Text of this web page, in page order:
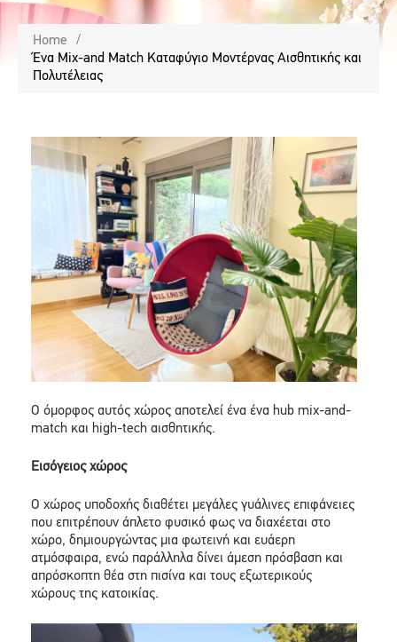
Home
/
Ένα Μix-and Match Καταφύγιο Μοντέρνας Αισθητικής και
Πολυτέλειας
O όμορφος αυτός χώρος αποτελεί ένα ένα hub mix-and-
match και high-tech αισθητικής.
Eισόγειος χώρος
Ο χώρος υποδοχής διαθέτει μεγάλες γυάλινες επιφάνειες
που επιτρέπουν άπλετο φυσικό φως να διαχέεται στο
χώρο, δημιουργώντας μια φωτεινή και ευάερη
ατμόσφαιρα, ενώ παράλληλα δίνει άμεση πρόσβαση και
απρόσκοπτη θέα στη πισίνα και τους εξωτερικούς
χώρους της κατοικίας.